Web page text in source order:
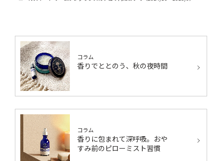
コラム
香りでととのう、秋の夜時間
コラム
香りに包まれて深呼吸。おや
すみ前のピローミスト習慣